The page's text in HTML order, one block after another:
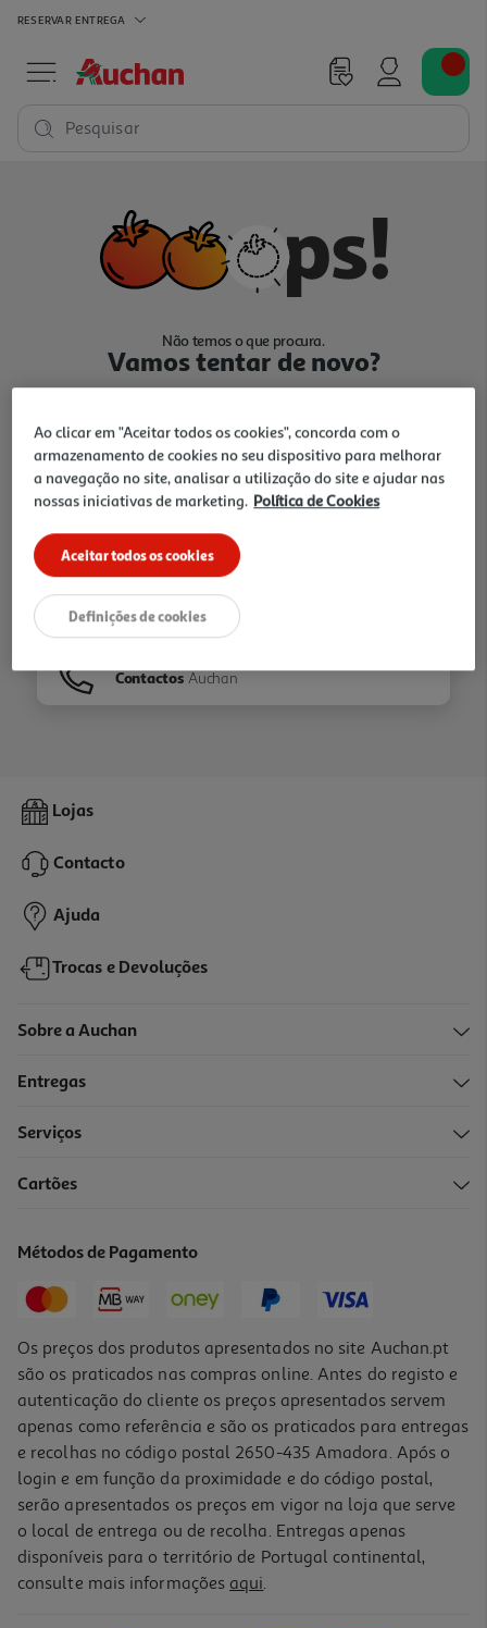
RESERVAR ENTREGA
Pesquisar
Não temos o que procura.
Vamos tentar de novo?
Ir para Homepage
Folhetos
Contactos Auchan
Lojas
Contacto
Ajuda
Trocas e Devoluções
Sobre a Auchan
Entregas
Serviços
Cartões
Métodos de Pagamento
Os preços dos produtos apresentados no site Auchan.pt
são os praticados nas compras online. Antes do registo e
autenticação do cliente os preços apresentados servem
apenas como referência e são os praticados para entregas
e recolhas no código postal 2650-435 Amadora. Após o
login e em função da proximidade e do código postal,
serão apresentados os preços em vigor na loja que serve
o local de entrega ou de recolha. Entregas apenas
disponíveis para o território de Portugal continental,
consulte mais informações aqui.
Ao clicar em "Aceitar todos os cookies", concorda com o
armazenamento de cookies no seu dispositivo para melhorar
a navegação no site, analisar a utilização do site e ajudar nas
nossas iniciativas de marketing. Política de Cookies
Aceitar todos os cookies
Definições de cookies